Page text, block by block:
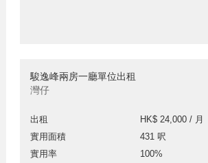
駿逸峰兩房一廳單位出租
灣仔
出租
HK$ 24,000 / 月
實用面積
431 呎
實用率
100%